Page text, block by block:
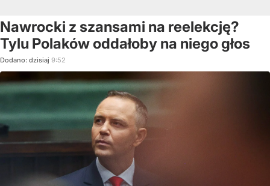
Nawrocki z szansami na reelekcję?
Tylu Polaków oddałoby na niego głos
Dodano: dzisiaj 9:52